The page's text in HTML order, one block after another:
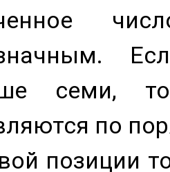
семи,
по
позиции